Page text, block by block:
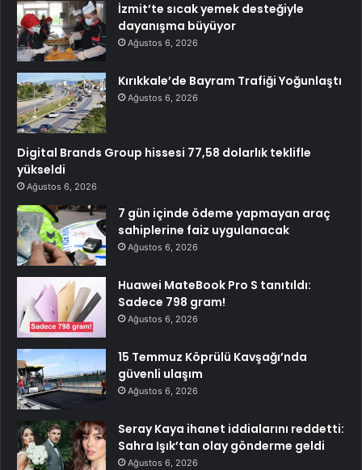
İzmit’te sıcak yemek desteğiyle
dayanışma büyüyor
Ağustos 6, 2026
Kırıkkale’de Bayram Trafiği Yoğunlaştı
Ağustos 6, 2026
Digital Brands Group hissesi 77,58 dolarlık teklifle
yükseldi
Ağustos 6, 2026
7 gün içinde ödeme yapmayan araç
sahiplerine faiz uygulanacak
Ağustos 6, 2026
Huawei MateBook Pro S tanıtıldı:
Sadece 798 gram!
Ağustos 6, 2026
15 Temmuz Köprülü Kavşağı’nda
güvenli ulaşım
Ağustos 6, 2026
Seray Kaya ihanet iddialarını reddetti:
Sahra Işık’tan olay gönderme geldi
Ağustos 6, 2026